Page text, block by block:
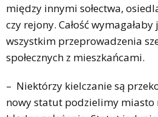
między innymi sołectwa,
czy rejony. Całość
wszystkim przeprowadzenia
społecznych z mieszkańcami.
– Niektórzy kielczanie są
nowy statut podzielimy miasto